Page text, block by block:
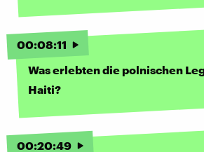
00:08:11
Was erlebten die polnischen
Haiti?
00:20:49